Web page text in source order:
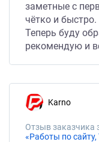
заметные с
чётко и быстро.
Теперь буду
рекомендую и
Karno
Отзыв заказчика
«Работы по